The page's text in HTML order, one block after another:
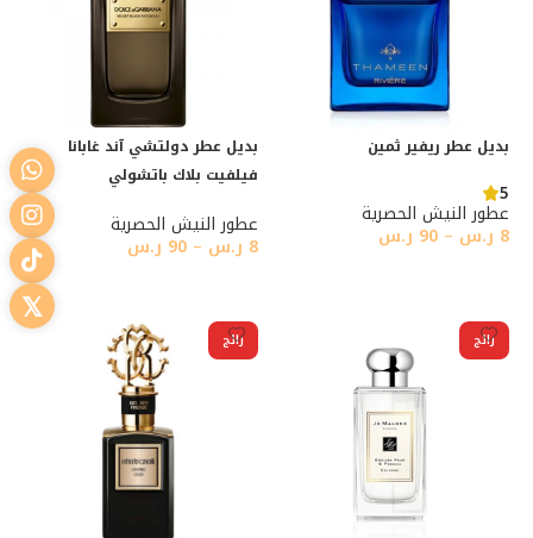
بديل عطر ريفير ثمين
5
عطور النيش الحصرية
8 ر.س –
90 ر.س
بديل عطر دولتشي آند غابانا
فيلفيت بلاك باتشولي
عطور النيش الحصرية
8 ر.س –
90 ر.س
رائج رائج